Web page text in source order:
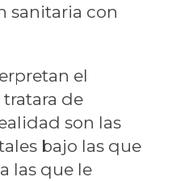
sanitaria con
el
de
son las
bajo las que
las que le